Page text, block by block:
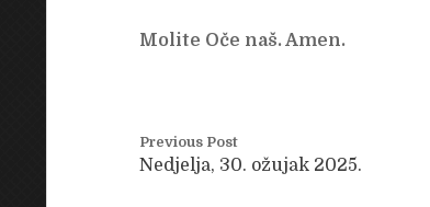
Molite Oče naš. Amen.
Previous Post
Nedjelja, 30. ožujak 2025.